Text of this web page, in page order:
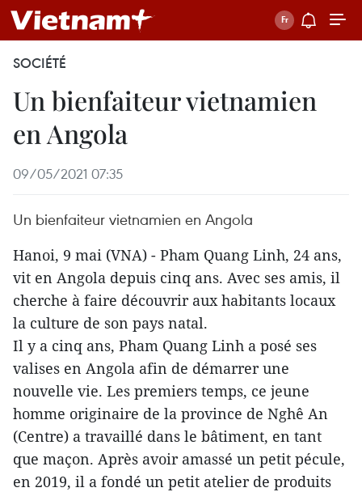
SOCIÉTÉ
Un bienfaiteur vietnamien
en Angola
09/05/2021 07:35
Un bienfaiteur vietnamien en Angola
Hanoi, 9 mai (VNA) - Pham Quang Linh, 24 ans,
vit en Angola depuis cinq ans. Avec ses amis, il
cherche à faire découvrir aux habitants locaux
la culture de son pays natal.
Il y a cinq ans, Pham Quang Linh a posé ses
valises en Angola afin de démarrer une
nouvelle vie. Les premiers temps, ce jeune
homme originaire de la province de Nghê An
(Centre) a travaillé dans le bâtiment, en tant
que maçon. Après avoir amassé un petit pécule,
en 2019, il a fondé un petit atelier de produits